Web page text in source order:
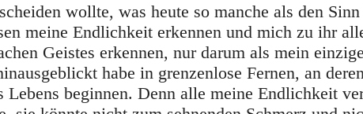
wollte, was heute so manche als den
meine Endlichkeit erkennen und mich zu ihr
Geistes erkennen, nur darum als mein
habe in grenzenlose Fernen, an
beginnen. Denn alle meine Endlichkeit